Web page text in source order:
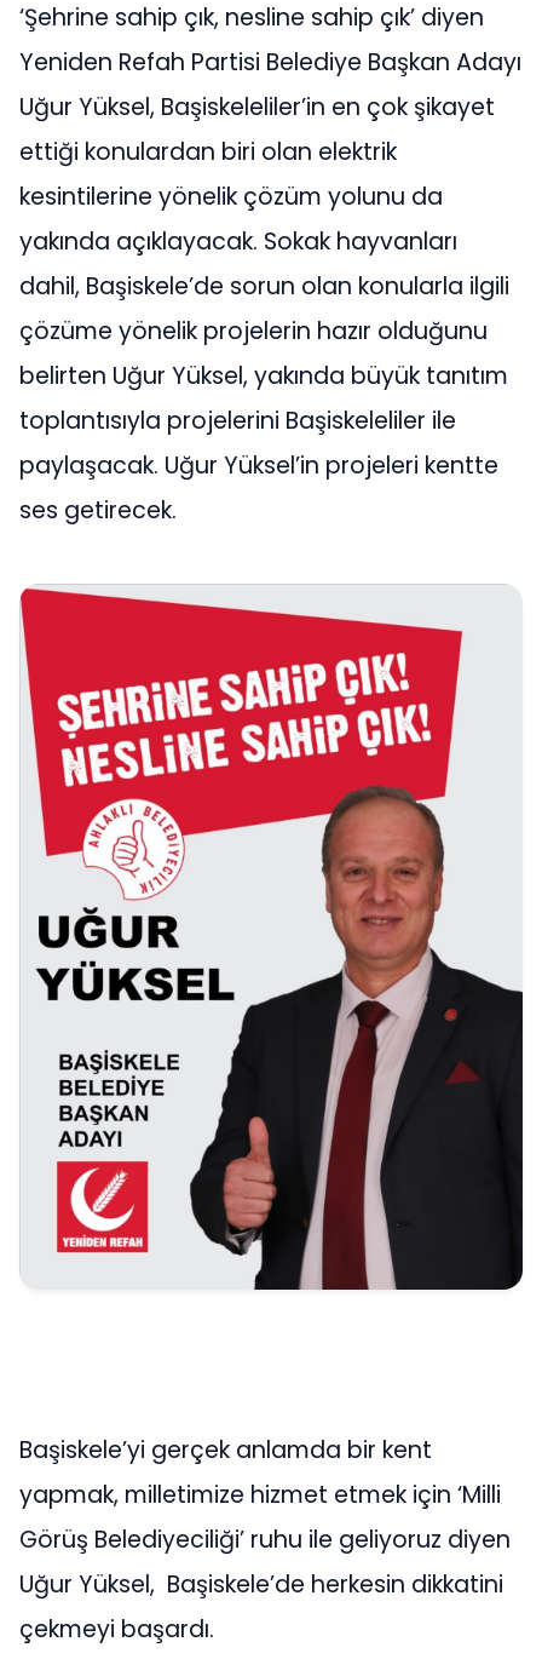
‘Şehrine sahip çık, nesline sahip çık’ diyen
Yeniden Refah Partisi Belediye Başkan Adayı
Uğur Yüksel, Başiskeleliler’in en çok şikayet
ettiği konulardan biri olan elektrik
kesintilerine yönelik çözüm yolunu da
yakında açıklayacak. Sokak hayvanları
dahil, Başiskele’de sorun olan konularla ilgili
çözüme yönelik projelerin hazır olduğunu
belirten Uğur Yüksel, yakında büyük tanıtım
toplantısıyla projelerini Başiskeleliler ile
paylaşacak. Uğur Yüksel’in projeleri kentte
ses getirecek.
Başiskele’yi gerçek anlamda bir kent
yapmak, milletimize hizmet etmek için ‘Milli
Görüş Belediyeciliği’ ruhu ile geliyoruz diyen
Uğur Yüksel, Başiskele’de herkesin dikkatini
çekmeyi başardı.